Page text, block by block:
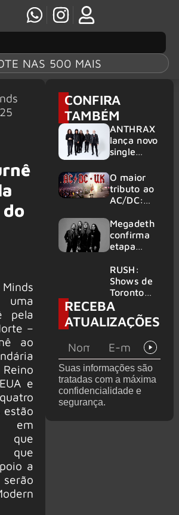
NAS 500 MAIS
pela
–
ao
e
estão
em
que
que
a
CONFIRA
TAMBÉM
ANTHRAX
lança novo
single
’s Got A
Plan’
O maior
tributo ao
AC/DC:
traz ao
Brasil um
repertório
atravessa
gerações
Megadeth
confirma
etapa
da turnê
de
despedida
para 2027
RUSH:
Shows de
Toronto
serão
filmados
para
filme
RECEBA
ATUALIZAÇÕES
Suas informações são
tratadas com a máxima
confidencialidade e
segurança.